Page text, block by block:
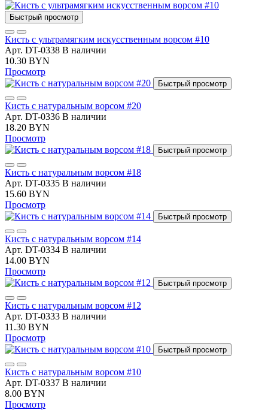
Быстрый просмотр
Кисть с ультрамягким искусственным ворсом #10
Арт. DT-0338 В наличии
10.30 BYN
Просмотр
Быстрый просмотр
Кисть с натуральным ворсом #20
Арт. DT-0336 В наличии
18.20 BYN
Просмотр
Быстрый просмотр
Кисть с натуральным ворсом #18
Арт. DT-0335 В наличии
15.60 BYN
Просмотр
Быстрый просмотр
Кисть с натуральным ворсом #14
Арт. DT-0334 В наличии
14.00 BYN
Просмотр
Быстрый просмотр
Кисть с натуральным ворсом #12
Арт. DT-0333 В наличии
11.30 BYN
Просмотр
Быстрый просмотр
Кисть с натуральным ворсом #10
Арт. DT-0337 В наличии
8.00 BYN
Просмотр